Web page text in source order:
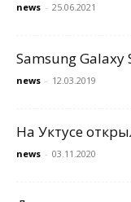
news - 25.06.2021
Samsung
news - 12.03.2019
На Уктусе
news - 03.11.2020